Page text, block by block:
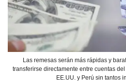
Las remesas serán más rápidas y
transferirse directamente entre cuentas
EE.UU. y Perú sin tantos